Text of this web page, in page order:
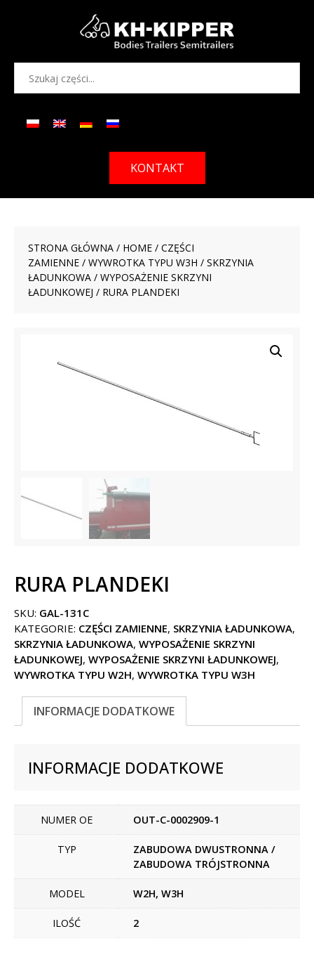
KONTAKT
STRONA GŁÓWNA / HOME / CZĘŚCI
ZAMIENNE / WYWROTKA TYPU W3H / SKRZYNIA
ŁADUNKOWA / WYPOSAŻENIE SKRZYNI
ŁADUNKOWEJ / RURA PLANDEKI
RURA PLANDEKI
SKU: GAL-131C
KATEGORIE: CZĘŚCI ZAMIENNE, SKRZYNIA ŁADUNKOWA,
SKRZYNIA ŁADUNKOWA, WYPOSAŻENIE SKRZYNI
ŁADUNKOWEJ, WYPOSAŻENIE SKRZYNI ŁADUNKOWEJ,
WYWROTKA TYPU W2H, WYWROTKA TYPU W3H
INFORMACJE DODATKOWE
INFORMACJE DODATKOWE
NUMER OE OUT-C-0002909-1
TYP
ZABUDOWA DWUSTRONNA /
ZABUDOWA TRÓJSTRONNA
MODEL W2H, W3H
ILOŚĆ 2